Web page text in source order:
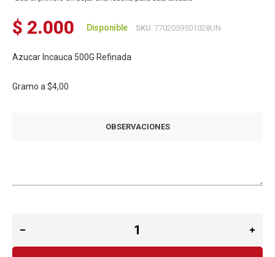
$ 2.000 Disponible SKU 7702059501028UN
Azucar Incauca 500G Refinada
Gramo a $4,00
OBSERVACIONES